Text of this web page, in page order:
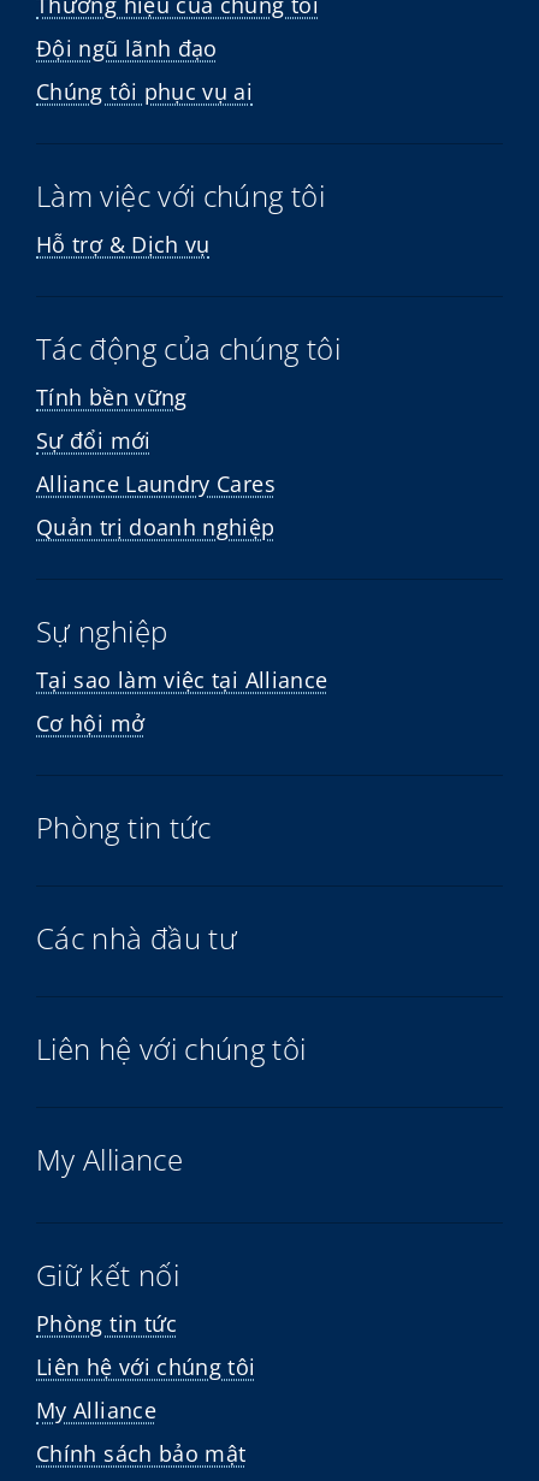
Đội ngũ lãnh đạo
Chúng tôi phục vụ ai
Làm việc với chúng tôi
Hỗ trợ & Dịch vụ
Tác động của chúng tôi
Tính bền vững
Sự đổi mới
Alliance Laundry Cares
Quản trị doanh nghiệp
Sự nghiệp
Tại sao làm việc tại Alliance
Cơ hội mở
Phòng tin tức
Các nhà đầu tư
Liên hệ với chúng tôi
My Alliance
Giữ kết nối
Phòng tin tức
Liên hệ với chúng tôi
My Alliance
Chính sách bảo mật